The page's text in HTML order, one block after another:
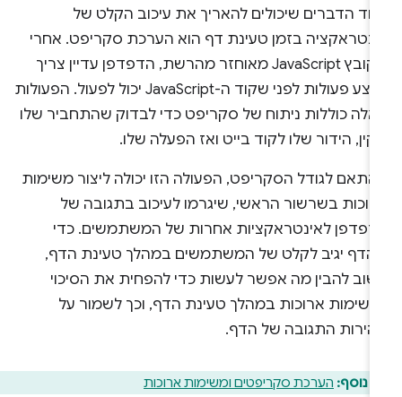
הדברים שיכולים להאריך את עיכוב הקלט של
בזמן טעינת דף הוא הערכת סקריפט. אחרי
שקובץ JavaScript מאוחזר מהרשת, הדפדפן עדיין צריך
לבצע פעולות לפני שקוד ה-JavaScript יכול לפעול. הפעולות
כוללות ניתוח של סקריפט כדי לבדוק שהתחביר שלו
הידור שלו לקוד בייט ואז הפעלה שלו.
לגודל הסקריפט, הפעולה הזו יכולה ליצור משימות
בשרשור הראשי, שיגרמו לעיכוב בתגובה של
לאינטראקציות אחרות של המשתמשים. כדי
יגיב לקלט של המשתמשים במהלך טעינת הדף,
להבין מה אפשר לעשות כדי להפחית את הסיכוי
ארוכות במהלך טעינת הדף, וכך לשמור על
התגובה של הדף.
נוסף:הערכת סקריפטים ומשימות ארוכות